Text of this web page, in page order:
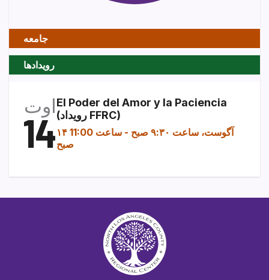
جامعه
رویدادها
اوت
14
El Poder del Amor y la Paciencia
(رویداد FFRC)
۱۴ آگوست، ساعت ۹:۳۰ صبح -
ساعت 11:00
صبح